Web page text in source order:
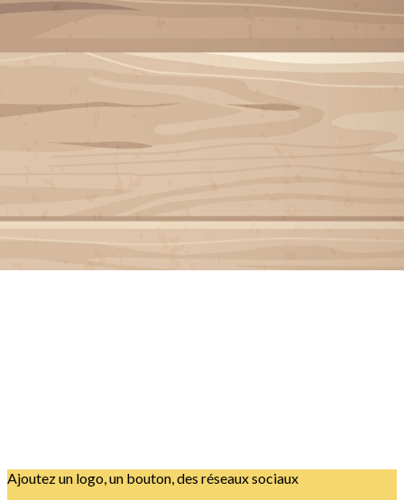
>
Galeries photo
Cliquez pour éditer
Ajoutez un logo, un bouton, des réseaux sociaux